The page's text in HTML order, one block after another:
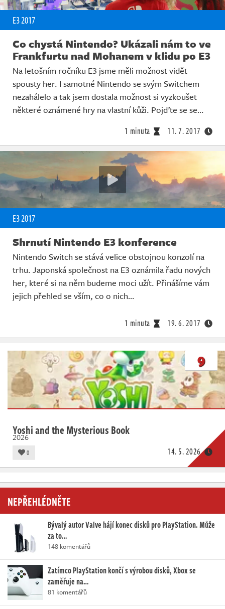
E3 2017
Co chystá Nintendo? Ukázali nám to ve
Frankfurtu nad Mohanem v klidu po E3
Na letošním ročníku E3 jsme měli možnost vidět
spousty her. I samotné Nintendo se svým Switchem
nezahálelo a tak jsem dostala možnost si vyzkoušet
některé oznámené hry na vlastní kůži. Pojďte se se…
1 minuta 11. 7. 2017
E3 2017
Shrnutí Nintendo E3 konference
Nintendo Switch se stává velice obstojnou konzolí na
trhu. Japonská společnost na E3 oznámila řadu nových
her, které si na něm budeme moci užít. Přinášíme vám
jejich přehled se vším, co o nich…
1 minuta 19. 6. 2017
9
Yoshi and the Mysterious Book
2026
0 14. 5. 2026
NEPŘEHLÉDNĚTE
Bývalý autor Valve hájí konec disků pro PlayStation. Může
za to…
148 komentářů
Zatímco PlayStation končí s výrobou disků, Xbox se
zaměřuje na…
81 komentářů